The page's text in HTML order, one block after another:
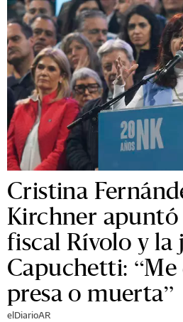
Cristina
Kirchner
fiscal Rívolo y la
Capuchetti:
presa o muerta”
elDiarioAR